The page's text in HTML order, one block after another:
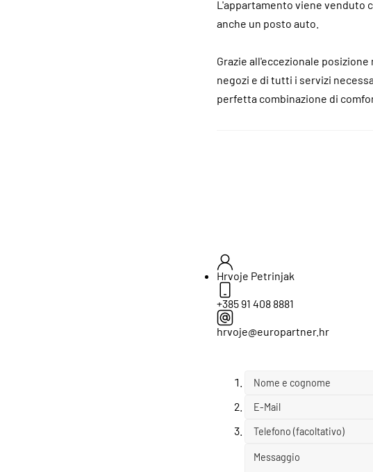
L'appartamento viene venduto
anche un posto auto.
Grazie all'eccezionale
negozi e di tutti i servizi
perfetta combinazione di
Hrvoje Petrinjak
+385 91 408 8881
hrvoje@europartner.hr